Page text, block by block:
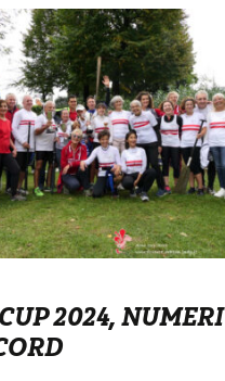
2024, NUMERI